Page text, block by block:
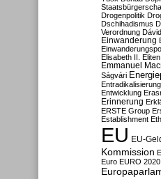
Drogenpolitik
Dschihadismus
Verordnung
Einwanderung
Elisabeth II. Eliten
Emmanuel
Ságvári
Entradikalisierung
Entwicklung
Erinnerung
ERSTE Group
Establishment
EU EU-
Kommission
Euro EURO 2020